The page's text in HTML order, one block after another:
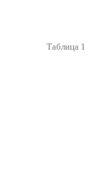
Таблица 1